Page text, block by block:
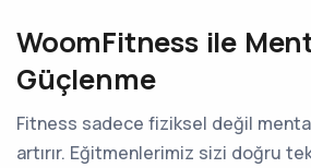
WoomFitness ile
Güçlenme
Fitness sadece fiziksel değil mental
artırır. Eğitmenlerimiz sizi doğru